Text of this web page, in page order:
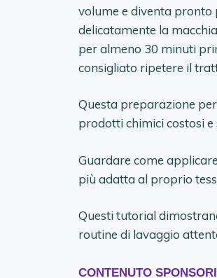
volume e diventa pronto
delicatamente la
per almeno 30 minuti
consigliato ripetere il
Questa preparazione
prodotti chimici costosi
Guardare come
più adatta al proprio
Questi tutorial
routine di lavaggio